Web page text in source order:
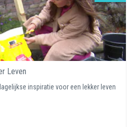
Leven
inspiratie voor een lekker leven